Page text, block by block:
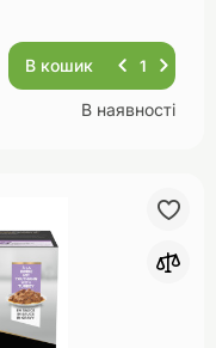
В кошик
В наявності